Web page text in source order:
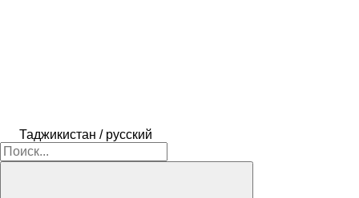
Таджикистан / русский